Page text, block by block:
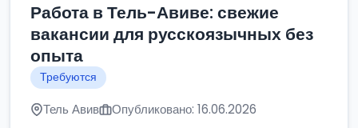
Работа в Тель-Авиве: свежие
вакансии для русскоязычных без
опыта
Требуются
Тель Авив Опубликовано: 16.06.2026